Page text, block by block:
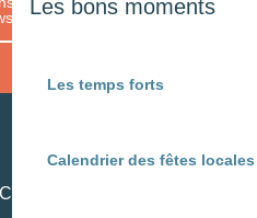
Les bons moments
Les temps forts
Calendrier des fêtes